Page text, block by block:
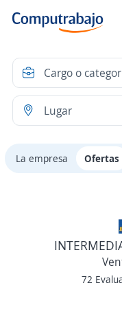
La empresa Ofertas
72